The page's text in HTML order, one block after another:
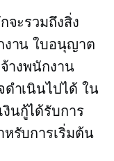
จะรวมถึงสิ่ง
งาน ใบอนุญาต
างพนักงาน
ดำเนินไปได้ ใน
นกู้ได้รับการ
หรับการเริ่มต้น